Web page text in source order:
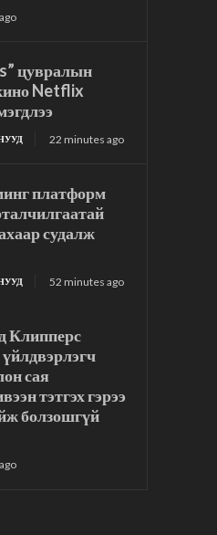
цувралын
Netflix
22 minutes ago
платформ
судалж
52 minutes ago
Клипперс
сая
тэтгэх гэрээ
болзошгүй